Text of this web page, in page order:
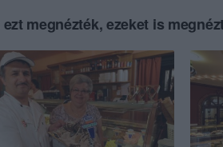
megnézték, ezeket is